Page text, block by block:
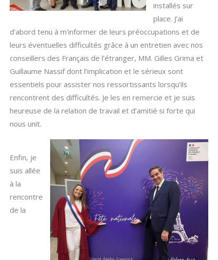
installés sur
place. J’ai
d’abord tenu à m’informer de leurs préoccupations et de
leurs éventuelles difficultés grâce à un entretien avec nos
conseillers des Français de l’étranger, MM. Gilles Grima et
Guillaume Nassif dont l’implication et le sérieux sont
essentiels pour assister nos ressortissants lorsqu’ils
rencontrent des difficultés. Je les en remercie et je suis
heureuse de la relation de travail et d’amitié si forte qui
nous unit.
Enfin, je
suis allée
à la
rencontre
de la